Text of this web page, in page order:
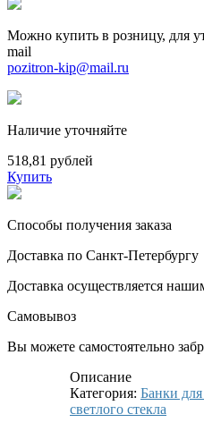
Можно купить в розницу, для
mail
pozitron-kip@mail.ru
Наличие уточняйте
518,81 рублей
Купить
Способы получения заказа
Доставка по Санкт-Петербургу
Доставка осуществляется
Самовывоз
Вы можете самостоятельно
Описание
Категория: Банки
светлого стекла